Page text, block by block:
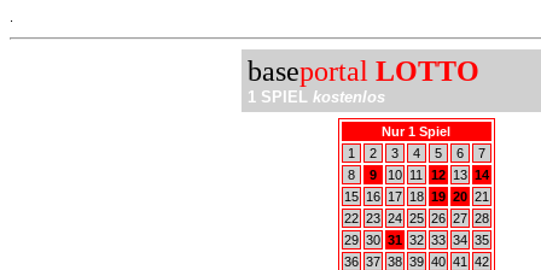
baseportal LOTTO
1 SPIEL kostenlos
Nur 1 Spiel
1
2 3 4 5 6
7
8
9 10 11 12 13 14
15
16 17 18 19 20 21
22 23 24 25 26 27 28
29 30 31 32 33 34 35
36 37 38 39 40 41
42